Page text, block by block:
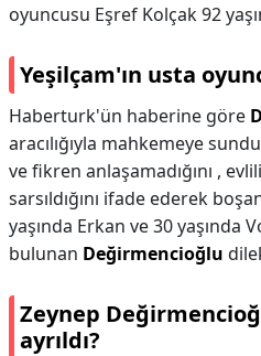
oyuncusu Eşref Kolçak 92
Yeşilçam'ın usta
Haberturk'ün haberine göre
aracılığıyla mahkemeye
ve fikren anlaşamadığını ,
sarsıldığını ifade ederek
yaşında Erkan ve 30 yaşında
bulunan Değirmencioğlu
Zeynep
ayrıldı?